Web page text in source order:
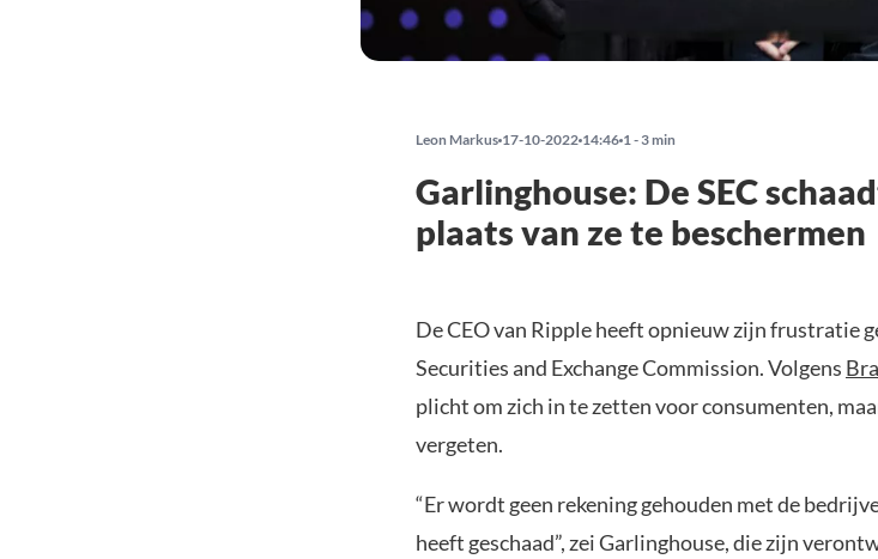
Leon Markus 17-10-2022 14:46 1 - 3 min
Garlinghouse: De SEC
plaats van ze te beschermen
De CEO van Ripple heeft opnieuw zijn frustratie
Securities and Exchange Commission. Volgens
plicht om zich in te zetten voor consumenten,
vergeten.
“Er wordt geen rekening gehouden met de
heeft geschaad”, zei Garlinghouse, die zijn